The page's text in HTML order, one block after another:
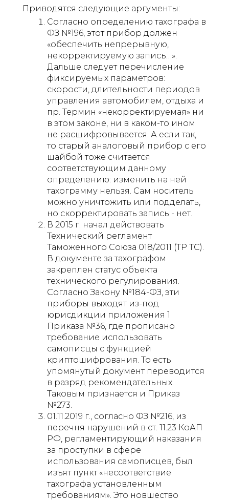
Приводятся следующие аргументы:
Согласно определению тахографа в
ФЗ №196, этот прибор должен
«обеспечить непрерывную,
некорректируемую запись…».
Дальше следует перечисление
фиксируемых параметров:
скорости, длительности периодов
управления автомобилем, отдыха и
пр. Термин «некорректируемая» ни
в этом законе, ни в каком-то ином
не расшифровывается. А если так,
то старый аналоговый прибор с его
шайбой тоже считается
соответствующим данному
определению: изменить на ней
тахограмму нельзя. Сам носитель
можно уничтожить или подделать,
но скорректировать запись - нет.
В 2015 г. начал действовать
Технический регламент
Таможенного Союза 018/2011 (ТР ТС).
В документе за тахографом
закреплен статус объекта
технического регулирования.
Согласно Закону №184-ФЗ, эти
приборы выходят из-под
юрисдикции приложения 1
Приказа №36, где прописано
требование использовать
самописцы с функцией
криптошифрования. То есть
упомянутый документ переводится
в разряд рекомендательных.
Таковым признается и Приказ
№273.
01.11.2019 г., согласно ФЗ №216, из
перечня нарушений в ст. 11.23 КоАП
РФ, регламентирующий наказания
за проступки в сфере
использования самописцев, был
изъят пункт «несоответствие
тахографа установленным
требованиям». Это новшество